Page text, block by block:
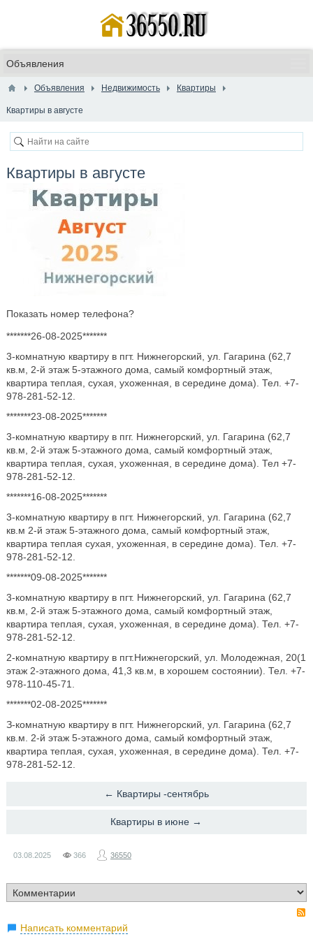
Объявления Недвижимость Квартиры
Квартиры в августе
Квартиры в августе
Показать номер телефона?
*******26-08-2025*******
3-комнатную квартиру в пгт. Нижнегорский, ул. Гагарина (62,7
кв.м, 2-й этаж 5-этажного дома, самый комфортный этаж,
квартира теплая, сухая, ухоженная, в середине дома). Тел. +7-
978-281-52-12.
*******23-08-2025*******
3-комнатную квартиру в пгг. Нижнегорский, ул. Гагарина (62,7
кв.м, 2-й этаж 5-этажного дома, самый комфортный этаж,
квартира теплая, сухая, ухоженная, в середине дома). Тел +7-
978-281-52-12.
*******16-08-2025*******
3-комнатную квартиру в пгт. Нижнегорский, ул. Гагарина (62,7
кв.м 2-й этаж 5-этажного дома, самый комфортный этаж,
квартира теплая сухая, ухоженная, в середине дома). Тел. +7-
978-281-52-12.
*******09-08-2025*******
3-комнатную квартиру в пгт. Нижнегорский, ул. Гагарина (62,7
кв.м, 2-й этаж 5-этажного дома, самый комфортный этаж,
квартира теплая, сухая, ухоженная, в середине дома). Тел. +7-
978-281-52-12.
2-комнатную квартиру в пгт.Нижнегорский, ул. Молодежная, 20(1
этаж 2-этажного дома, 41,3 кв.м, в хорошем состоянии). Тел. +7-
978-110-45-71.
*******02-08-2025*******
З-комнатную квартиру в пгт. Нижнегорский, ул. Гагарина (62,7
кв.м. 2-й этаж 5-этажного дома, самый комфортный этаж,
квартира теплая, сухая, ухоженная, в середине дома). Тел. +7-
978-281-52-12.
← Квартиры -сентябрь
Квартиры в июне →
03.08.2025 366 36550
Написать комментарий